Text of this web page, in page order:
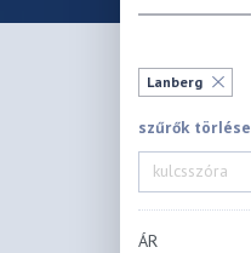
Lanberg
szűrők törlése
ÁR